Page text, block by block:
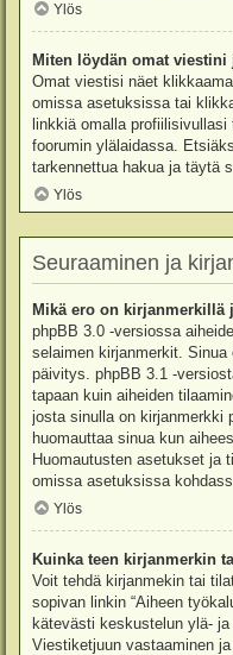
Ylös
Miten löydän omat
Omat viestisi näet
omissa asetuksissa tai
linkkiä omalla profiilisivullasi
foorumin ylälaidassa.
tarkennettua hakua ja täytä
Ylös
Seuraaminen ja
Mikä ero on kirjanmerkillä
phpBB 3.0 -versiossa
selaimen kirjanmerkit.
päivitys. phpBB 3.1 -
tapaan kuin aiheiden
josta sinulla on kirjanmerkki
huomauttaa sinua kun
Huomautusten asetukset ja
omissa asetuksissa
Ylös
Kuinka teen kirjanmerkin
Voit tehdä kirjanmekin tai
sopivan linkin “Aiheen
kätevästi keskustelun ylä- ja
Viestiketjuun vastaaminen